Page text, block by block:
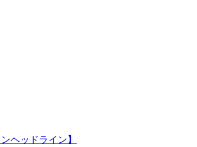
ヘッドライン】